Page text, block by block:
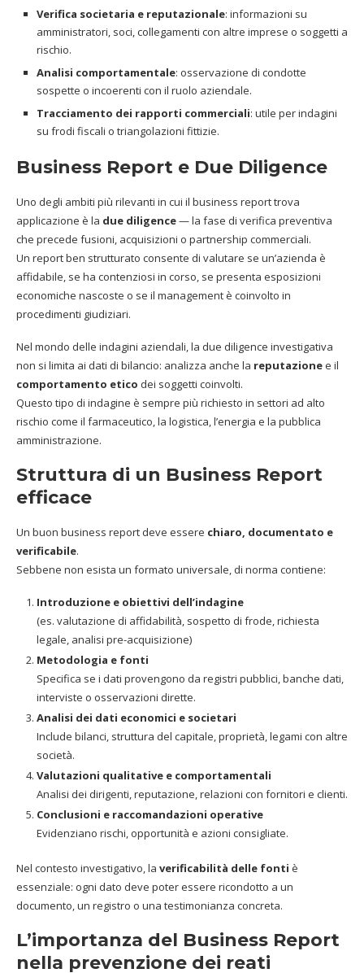
Verifica societaria e reputazionale: informazioni su
amministratori, soci, collegamenti con altre imprese o soggetti a
rischio.
Analisi comportamentale: osservazione di condotte
sospette o incoerenti con il ruolo aziendale.
Tracciamento dei rapporti commerciali: utile per indagini
su frodi fiscali o triangolazioni fittizie.
Business Report e Due Diligence
Uno degli ambiti più rilevanti in cui il business report trova
applicazione è la due diligence— la fase di verifica preventiva
che precede fusioni, acquisizioni o partnership commerciali.
Un report ben strutturato consente di valutare se un’azienda è
affidabile, se ha contenziosi in corso, se presenta esposizioni
economiche nascoste o se il management è coinvolto in
procedimenti giudiziari.
Nel mondo delle indagini aziendali, la due diligence investigativa
non si limita ai dati di bilancio: analizza anche la reputazionee il
comportamento etico dei soggetti coinvolti.
Questo tipo di indagine è sempre più richiesto in settori ad alto
rischio come il farmaceutico, la logistica, l’energia e la pubblica
amministrazione.
Struttura di un Business Report
efficace
Un buon business report deve essere chiaro, documentato e
verificabile.
Sebbene non esista un formato universale, di norma contiene:
Introduzione e obiettivi dell’indagine
(es. valutazione di affidabilità, sospetto di frode, richiesta
legale, analisi pre-acquisizione)
Metodologia e fonti
Specifica se i dati provengono da registri pubblici, banche dati,
interviste o osservazioni dirette.
Analisi dei dati economici e societari
Include bilanci, struttura del capitale, proprietà, legami con altre
società.
Valutazioni qualitative e comportamentali
Analisi dei dirigenti, reputazione, relazioni con fornitori e clienti.
Conclusioni e raccomandazioni operative
Evidenziano rischi, opportunità e azioni consigliate.
Nel contesto investigativo, la verificabilità delle fonti è
essenziale: ogni dato deve poter essere ricondotto a un
documento, un registro o una testimonianza concreta.
L’importanza del Business Report
nella prevenzione dei reati